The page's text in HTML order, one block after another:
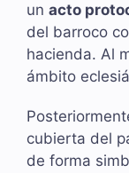
un acto
del barroco
hacienda. Al
ámbito
cubierta del
de forma